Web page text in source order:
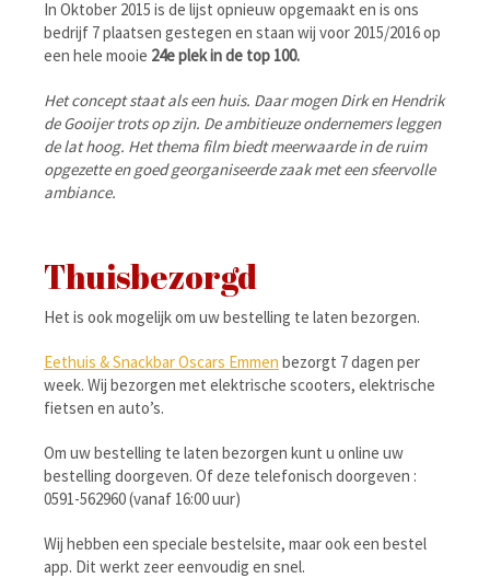
In Oktober 2015 is de lijst opnieuw opgemaakt en is ons
bedrijf 7 plaatsen gestegen en staan wij voor 2015/2016 op
een hele mooie 24e plek in de top 100.
Het concept staat als een huis. Daar mogen Dirk en Hendrik
de Gooijer trots op zijn. De ambitieuze ondernemers leggen
de lat hoog. Het thema film biedt meerwaarde in de ruim
opgezette en goed georganiseerde zaak met een sfeervolle
ambiance.
Thuisbezorgd
Het is ook mogelijk om uw bestelling te laten bezorgen.
Eethuis & Snackbar Oscars Emmen bezorgt 7 dagen per
week. Wij bezorgen met elektrische scooters, elektrische
fietsen en auto’s.
Om uw bestelling te laten bezorgen kunt u online uw
bestelling doorgeven. Of deze telefonisch doorgeven :
0591-562960 (vanaf 16:00 uur)
Wij hebben een speciale bestelsite, maar ook een bestel
app. Dit werkt zeer eenvoudig en snel.